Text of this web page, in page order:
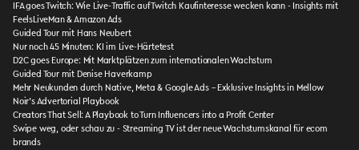
IFA goes Twitch: Wie Live-Traffic auf Twitch Kaufinteresse wecken kann - Insights mit
FeelsLiveMan & Amazon Ads
Guided Tour mit Hans Neubert
Nur noch 45 Minuten: KI im Live-Härtetest
D2C goes Europe: Mit Marktplätzen zum internationalen Wachstum
Guided Tour mit Denise Haverkamp
Mehr Neukunden durch Native, Meta & Google Ads – Exklusive Insights in Mellow
Noir’s Advertorial Playbook
Creators That Sell: A Playbook to Turn Influencers into a Profit Center
Swipe weg, oder schau zu - Streaming TV ist der neue Wachstumskanal für ecom
brands